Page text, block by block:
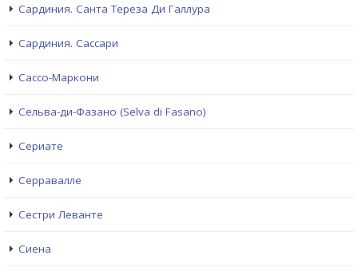
Сардиния. Санта Тереза Ди Галлура
Сардиния. Сассари
Сассо-Маркони
Сельва-ди-Фазано (Selva di Fasano)
Сериате
Серравалле
Сестри Левантe
Сиена